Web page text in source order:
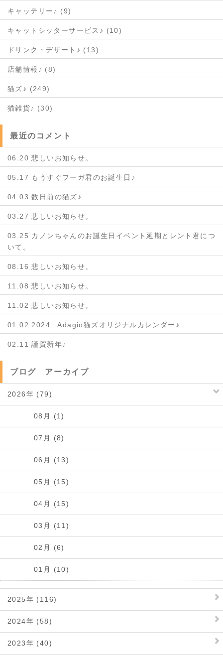
キャッテリー♪ (9)
キャットシッターサービス♪ (10)
ドリンク・デザート♪ (13)
店舗情報♪ (8)
猫ズ♪ (249)
猫雑貨♪ (30)
最近のコメント
06.20 悲しいお知らせ。
05.17 もうすぐフーガ君のお誕生日♪
04.03 数日前の猫ズ♪
03.27 悲しいお知らせ。
03.25 カノンちゃんのお誕生日イベント延期とレント君につ
いて。
08.16 悲しいお知らせ。
11.08 悲しいお知らせ。
11.02 悲しいお知らせ。
01.02 2024 Adagio猫ズオリジナルカレンダー♪
02.11 謹賀新年♪
ブログ アーカイブ
2026年 (79)
08月 (1)
07月 (8)
06月 (13)
05月 (15)
04月 (15)
03月 (11)
02月 (6)
01月 (10)
2025年 (116)
2024年 (58)
2023年 (40)